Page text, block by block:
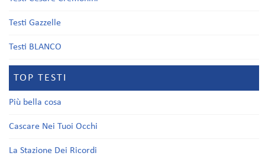
Testi Gazzelle
Testi BLANCO
TOP TESTI
Più bella cosa
Cascare Nei Tuoi Occhi
La Stazione Dei Ricordi